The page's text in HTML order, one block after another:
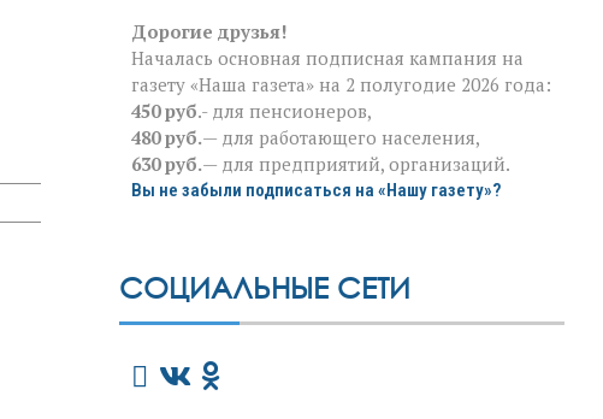
Дорогие друзья!
Началась основная подписная кампания на
газету «Наша газета» на 2 полугодие 2026 года:
450 руб.- для пенсионеров,
480 руб.— для работающего населения,
630 руб.— для предприятий, организаций.
Вы не забыли подписаться на «Нашу газету»?
СОЦИАЛЬНЫЕ СЕТИ